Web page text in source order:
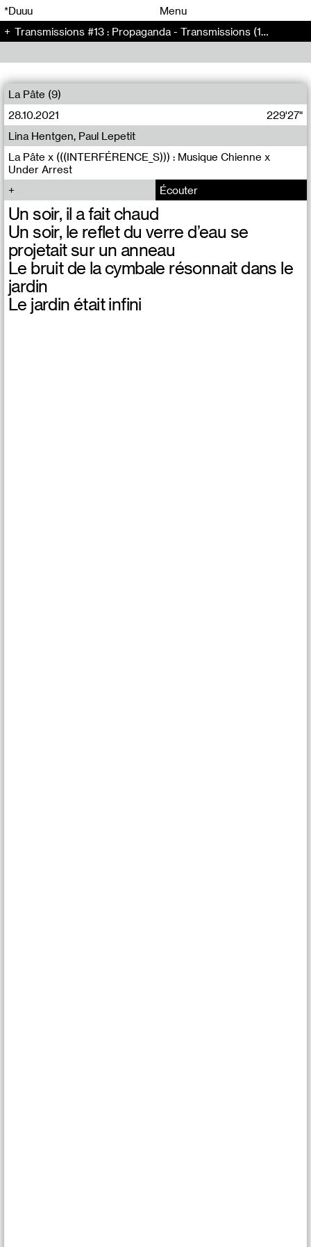
*Duuu
Menu
Transmissions #13 : Propaganda - Transmissions (13)
La Pâte (9)
28.10.2021
229'27"
La Pâte x (((INTERFÉRENCE_S))) : Musique Chienne x
Under Arrest
Lina Hentgen, Paul Lepetit
Écouter
Un soir, il a fait chaud
Un soir, le reflet du verre d’eau se
projetait sur un anneau
Le bruit de la cymbale résonnait dans le
jardin
Le jardin était infini
00 00
00 00